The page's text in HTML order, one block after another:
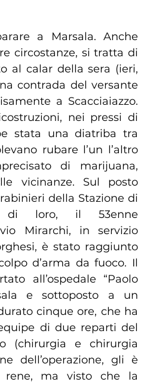
a Marsala. Anche
circostanze, si tratta di
al calar della sera (ieri,
contrada del versante
a Scacciaiazzo.
nei pressi di
stata una diatriba tra
rubare l’un l’altro
di marijuana,
vicinanze. Sul posto
della Stazione di
loro, il 53enne
Mirarchi, in servizio
è stato raggiunto
d’arma da fuoco. Il
all’ospedale “Paolo
e sottoposto a un
cinque ore, che ha
di due reparti del
(chirurgia e chirurgia
dell’operazione, gli è
rene, ma visto che la